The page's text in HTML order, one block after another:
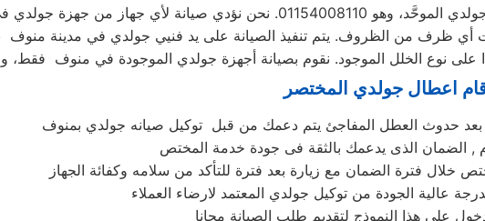
اعطال جولدي المختصر
بعد حدوث العطل المفاجئ يتم دعمك من قبل توكيل صيانه جولدي بمنوف
عالية الجودة من توكيل جولدي المعتمد لارضاء العملاء
على هذا النموذج لتقديم طلب الصيانة مجانا